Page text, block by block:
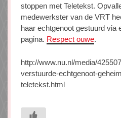
stoppen met Teletekst.
medewerkster van de VRT
haar echtgenoot gestuurd via
pagina. Respect ouwe.
http://www.nu.nl/media/
verstuurde-echtgenoot-
teletekst.html